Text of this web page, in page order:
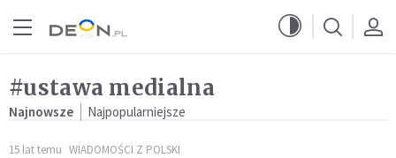
#ustawa medialna
Najnowsze Najpopularniejsze
15 lat temu WIADOMOŚCI Z POLSKI